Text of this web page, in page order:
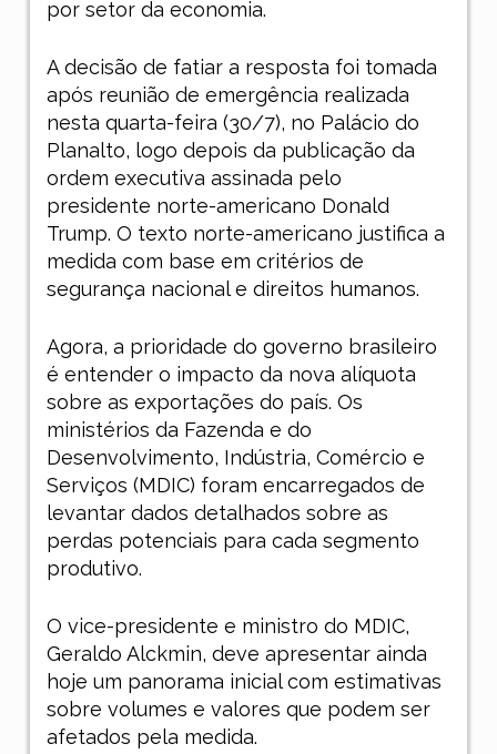
por setor da economia.
A decisão de fatiar a resposta foi tomada
após reunião de emergência realizada
nesta quarta-feira (30/7), no Palácio do
Planalto, logo depois da publicação da
ordem executiva assinada pelo
presidente norte-americano Donald
Trump. O texto norte-americano justifica a
medida com base em critérios de
segurança nacional e direitos humanos.
Agora, a prioridade do governo brasileiro
é entender o impacto da nova alíquota
sobre as exportações do país. Os
ministérios da Fazenda e do
Desenvolvimento, Indústria, Comércio e
Serviços (MDIC) foram encarregados de
levantar dados detalhados sobre as
perdas potenciais para cada segmento
produtivo.
O vice-presidente e ministro do MDIC,
Geraldo Alckmin, deve apresentar ainda
hoje um panorama inicial com estimativas
sobre volumes e valores que podem ser
afetados pela medida.